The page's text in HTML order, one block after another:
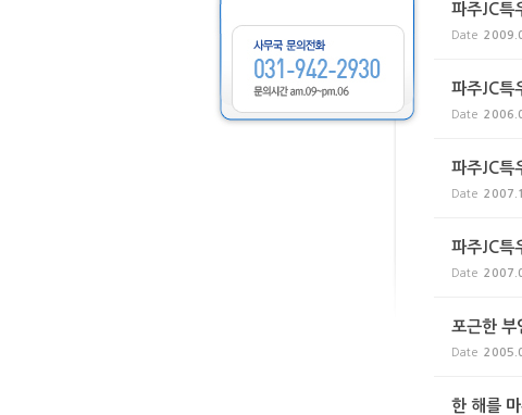
파주JC특
Date
파주JC특
Date
파주JC특
Date
파주JC특
Date
포근한 부
Date
한 해를